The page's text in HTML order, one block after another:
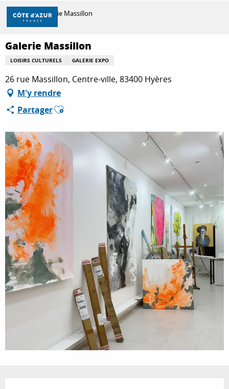
Aller
contenu
principal
DÉCOUVRIR
À FAIRE
SÉJOURNER
Accueil Galerie Massillon
Galerie Massillon
LOISIRS CULTURELS GALERIE EXPO
26 rue Massillon, Centre-ville, 83400 Hyères
M'y rendre
PartagerAjouter aux favoris